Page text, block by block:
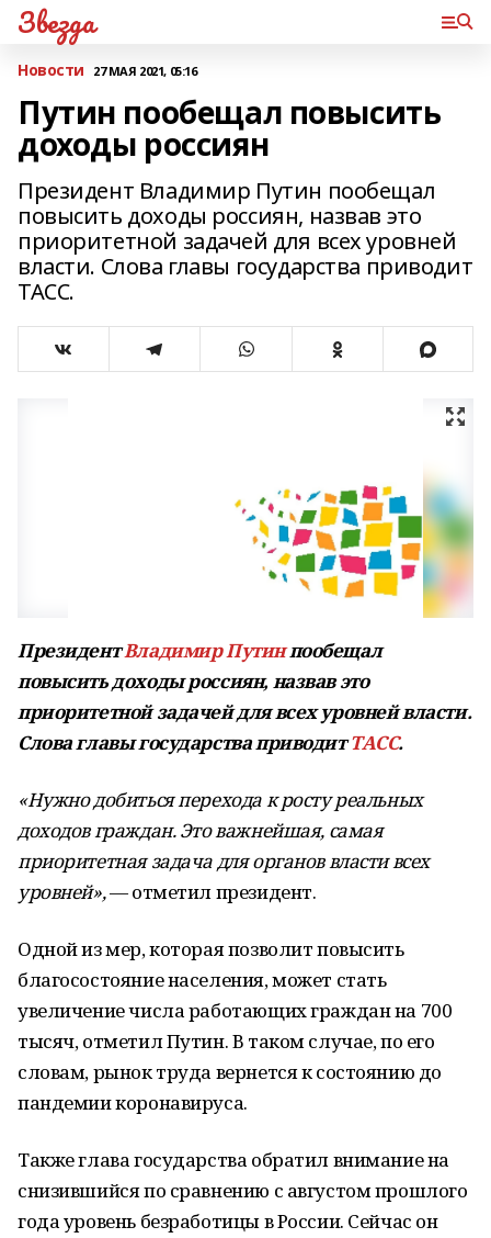
Звезда
Новости 27 МАЯ 2021, 05:16
Путин пообещал повысить
доходы россиян
Президент Владимир Путин пообещал
повысить доходы россиян, назвав это
приоритетной задачей для всех уровней
власти. Слова главы государства приводит
ТАСС.
ПрезидентВладимир Путинпообещал
повысить доходы россиян, назвав это
приоритетной задачей для всех уровней власти.
Слова главы государства приводитТАСС.
«Нужно добиться перехода к росту реальных
доходов граждан. Это важнейшая, самая
приоритетная задача для органов власти всех
уровней»,— отметил президент.
Одной из мер, которая позволит повысить
благосостояние населения, может стать
увеличение числа работающих граждан на 700
тысяч, отметил Путин. В таком случае, по его
словам, рынок труда вернется к состоянию до
пандемии коронавируса.
Также глава государства обратил внимание на
снизившийся по сравнению с августом прошлого
года уровень безработицы в России. Сейчас он